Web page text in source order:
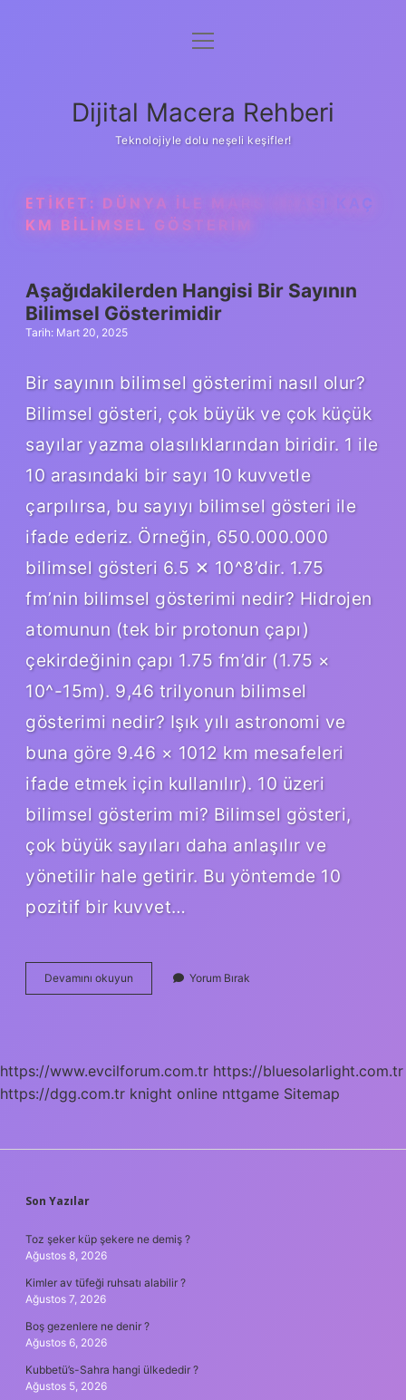
Anasayfa
Yasal Uyarı
menüyü
Dijital Macera Rehberi
Teknolojiyle dolu neşeli keşifler!
ETIKET: DÜNYA ILE MARS ARASI KAÇ
KM BILIMSEL GÖSTERIM
Aşağıdakilerden Hangisi Bir Sayının
Bilimsel Gösterimidir
Tarih: Mart 20, 2025
Bir sayının bilimsel gösterimi nasıl olur?
Bilimsel gösteri, çok büyük ve çok küçük
sayılar yazma olasılıklarından biridir. 1 ile
10 arasındaki bir sayı 10 kuvvetle
çarpılırsa, bu sayıyı bilimsel gösteri ile
ifade ederiz. Örneğin, 650.000.000
bilimsel gösteri 6.5 ✕ 10^8’dir. 1.75
fm’nin bilimsel gösterimi nedir? Hidrojen
atomunun (tek bir protonun çapı)
çekirdeğinin çapı 1.75 fm’dir (1.75 ×
10^-15m). 9,46 trilyonun bilimsel
gösterimi nedir? Işık yılı astronomi ve
buna göre 9.46 × 1012 km mesafeleri
ifade etmek için kullanılır). 10 üzeri
bilimsel gösterim mi? Bilimsel gösteri,
çok büyük sayıları daha anlaşılır ve
yönetilir hale getirir. Bu yöntemde 10
pozitif bir kuvvet…
Devamını okuyun Aşağıdakilerden
Hangisi
Yorum Bırak
https://www.evcilforum.com.tr https://bluesolarlight.com.tr
https://dgg.com.tr knight online nttgame Sitemap
SIDEBAR
Son Yazılar
Toz şeker küp şekere ne demiş ?
Ağustos 8, 2026
Kimler av tüfeği ruhsatı alabilir ?
Ağustos 7, 2026
Boş gezenlere ne denir ?
Ağustos 6, 2026
Kubbetü’s-Sahra hangi ülkededir ?
Ağustos 5, 2026